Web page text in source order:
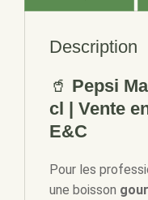
Description
🥤 Pepsi
cl | Vente
E&C
Pour les
une boisson